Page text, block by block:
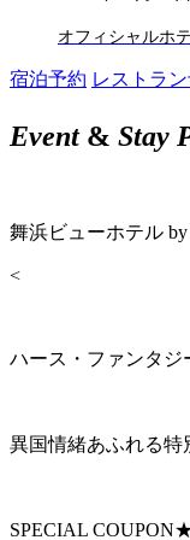
オフィシャルホ
宿泊予約 レストラ
Event& Stay
舞浜ビューホテル
<
ハース・ファンタジ
異国情緒あふれる特
SPECIAL